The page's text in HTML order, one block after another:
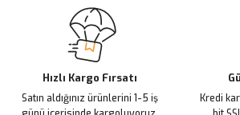
Hızlı Kargo Fırsatı
Satın aldığınız ürünlerini 1-5 iş
Kredi